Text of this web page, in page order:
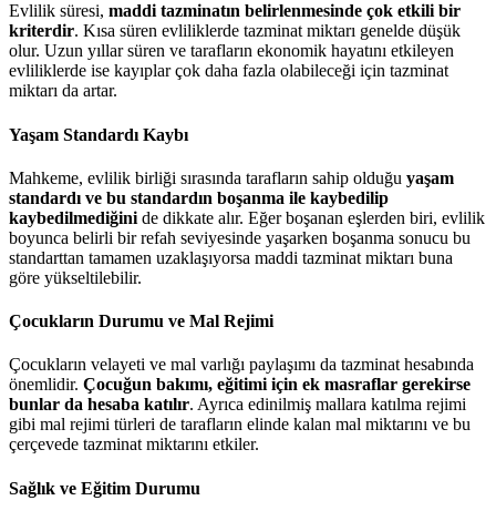
Evlilik süresi, maddi tazminatın belirlenmesinde çok etkili bir
kriterdir. Kısa süren evliliklerde tazminat miktarı genelde düşük
olur. Uzun yıllar süren ve tarafların ekonomik hayatını etkileyen
evliliklerde ise kayıplar çok daha fazla olabileceği için tazminat
miktarı da artar.
Yaşam Standardı Kaybı
Mahkeme, evlilik birliği sırasında tarafların sahip olduğu yaşam
standardı ve bu standardın boşanma ile kaybedilip
kaybedilmediğini de dikkate alır. Eğer boşanan eşlerden biri, evlilik
boyunca belirli bir refah seviyesinde yaşarken boşanma sonucu bu
standarttan tamamen uzaklaşıyorsa maddi tazminat miktarı buna
göre yükseltilebilir.
Çocukların Durumu ve Mal Rejimi
Çocukların velayeti ve mal varlığı paylaşımı da tazminat hesabında
önemlidir. Çocuğun bakımı, eğitimi için ek masraflar gerekirse
bunlar da hesaba katılır. Ayrıca edinilmiş mallara katılma rejimi
gibi mal rejimi türleri de tarafların elinde kalan mal miktarını ve bu
çerçevede tazminat miktarını etkiler.
Sağlık ve Eğitim Durumu